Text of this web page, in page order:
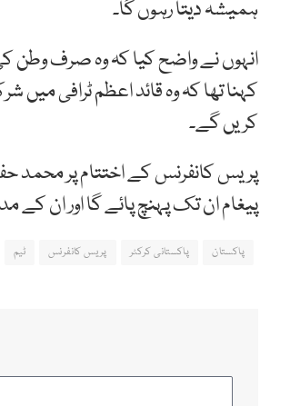
ہمیشہ دیتا رہوں گا۔
انہوں نے واضح کیا کہ وہ صرف وطن
کہنا تھا کہ وہ قائد اعظم ٹرافی
کریں گے۔
پریس کانفرنس کے اختتام پر محمد
پیغام ان تک پہنچ پائے گا اور ان
پاکستان پاکستانی کرکٹر پریس کانفرنس ٹیم